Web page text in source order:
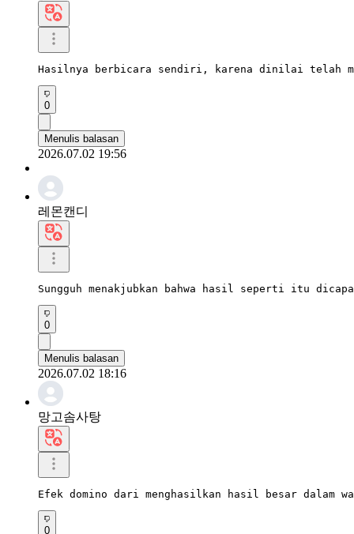
Hasilnya berbicara sendiri, karena dinilai telah
0
Menulis balasan
2026.07.02 19:56
레몬캔디
Sungguh menakjubkan bahwa hasil seperti itu
0
Menulis balasan
2026.07.02 18:16
망고솜사탕
Efek domino dari menghasilkan hasil besar dalam
0